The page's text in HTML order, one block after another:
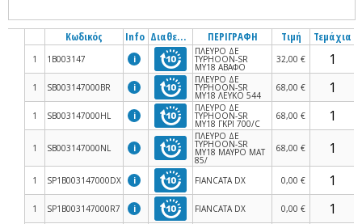
Κωδικός Info Διαθεσιμότητα ΠΕΡΙΓΡΑΦΗ Τιμή Τεμάχια
1 1B003147 i
ΠΛΕΥΡΟ ΔΕ
ΤΥΡΗΟΟΝ-SR
MY18 AΒΑΦΟ
32,00 €
1 SB003147000BR i
ΠΛΕΥΡΟ ΔΕ
ΤΥΡΗΟΟΝ-SR
MY18 ΛΕΥΚΟ 544
68,00 €
1 SB003147000HL i
ΠΛΕΥΡΟ ΔΕ
ΤΥΡΗΟΟΝ-SR
MY18 ΓΚΡΙ 700/C
68,00 €
1 SB003147000NL i
ΠΛΕΥΡΟ ΔΕ
ΤΥΡΗΟΟΝ-SR
MY18 ΜΑΥΡΟ ΜΑΤ
85/
68,00 €
1 SP1B003147000DX i FIANCATA DX 0,00 €
1 SP1B003147000R7 i FIANCATA DX 0,00 €